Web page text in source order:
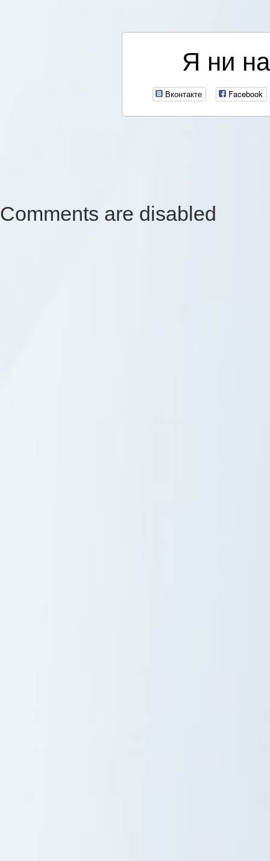
Я ни
Вконтакте Facebook
Comments are disabled